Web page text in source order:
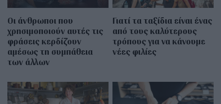
Οι άνθρωποι που
χρησιμοποιούν αυτές τις
φράσεις κερδίζουν
αμέσως τη συμπάθεια
των άλλων
Γιατί τα ταξίδια είναι ένας
από τους καλύτερους
τρόπους για να κάνουμε
νέες φιλίες